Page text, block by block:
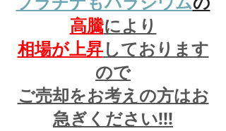
高騰により
相場が上昇しております
ので
ご売却をお考えの方はお
急ぎください!!!